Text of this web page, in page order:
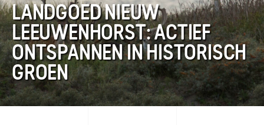
LANDGOED NIEUW
LEEUWENHORST: ACTIEF
ONTSPANNEN IN HISTORISCH
GROEN